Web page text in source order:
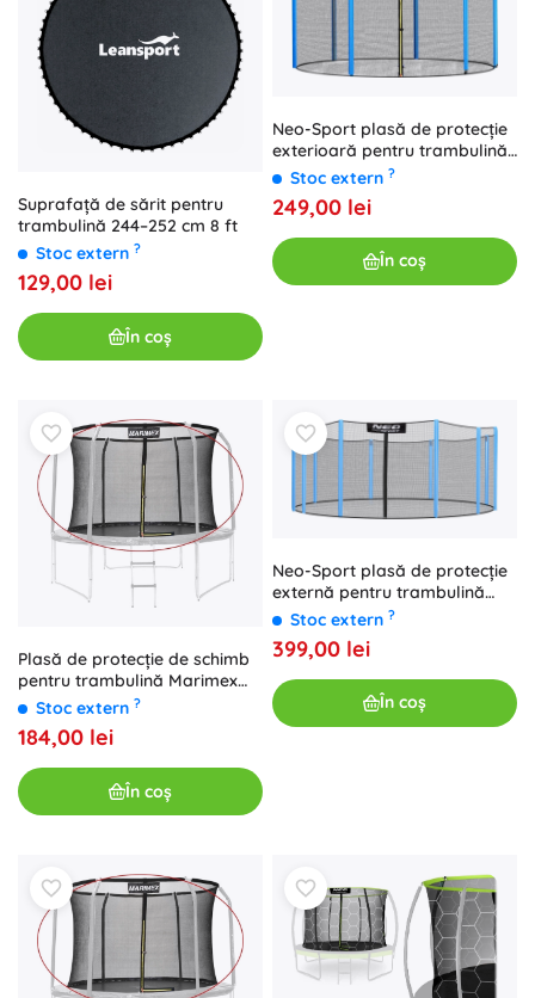
Suprafață de sărit pentru
trambulină 244–252 cm 8 ft
Stoc extern ?
129,00 lei
În coș
Neo-Sport plasă de protecție
exterioară pentru trambulină
305–312 cm (10 ft) pentru 6
Stoc extern ?
249,00 lei
În coș
Plasă de protecție de schimb
pentru trambulină Marimex
244 cm
Stoc extern ?
184,00 lei
În coș
Neo-Sport plasă de protecție
externă pentru trambulină
457–465 cm (15 ft) pentru 10
Stoc extern ?
399,00 lei
În coș